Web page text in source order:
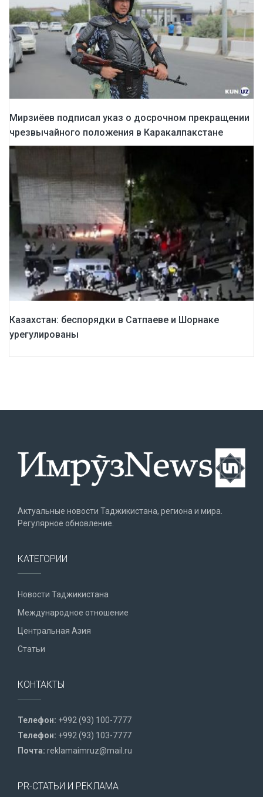
Мирзиёев подписал указ о досрочном прекращении
чрезвычайного положения в Каракалпакстане
Казахстан: беспорядки в Сатпаеве и Шорнаке
урегулированы
Актуальные новости Таджикистана, региона и мира.
Регулярное обновление.
КАТЕГОРИИ
Новости Таджикистана
Международное отношение
Центральная Азия
Статьи
КОНТАКТЫ
Телефон: +992 (93) 100-7777
Телефон: +992 (93) 103-7777
Почта: reklamaimruz@mail.ru
PR-СТАТЬИ И РЕКЛАМА